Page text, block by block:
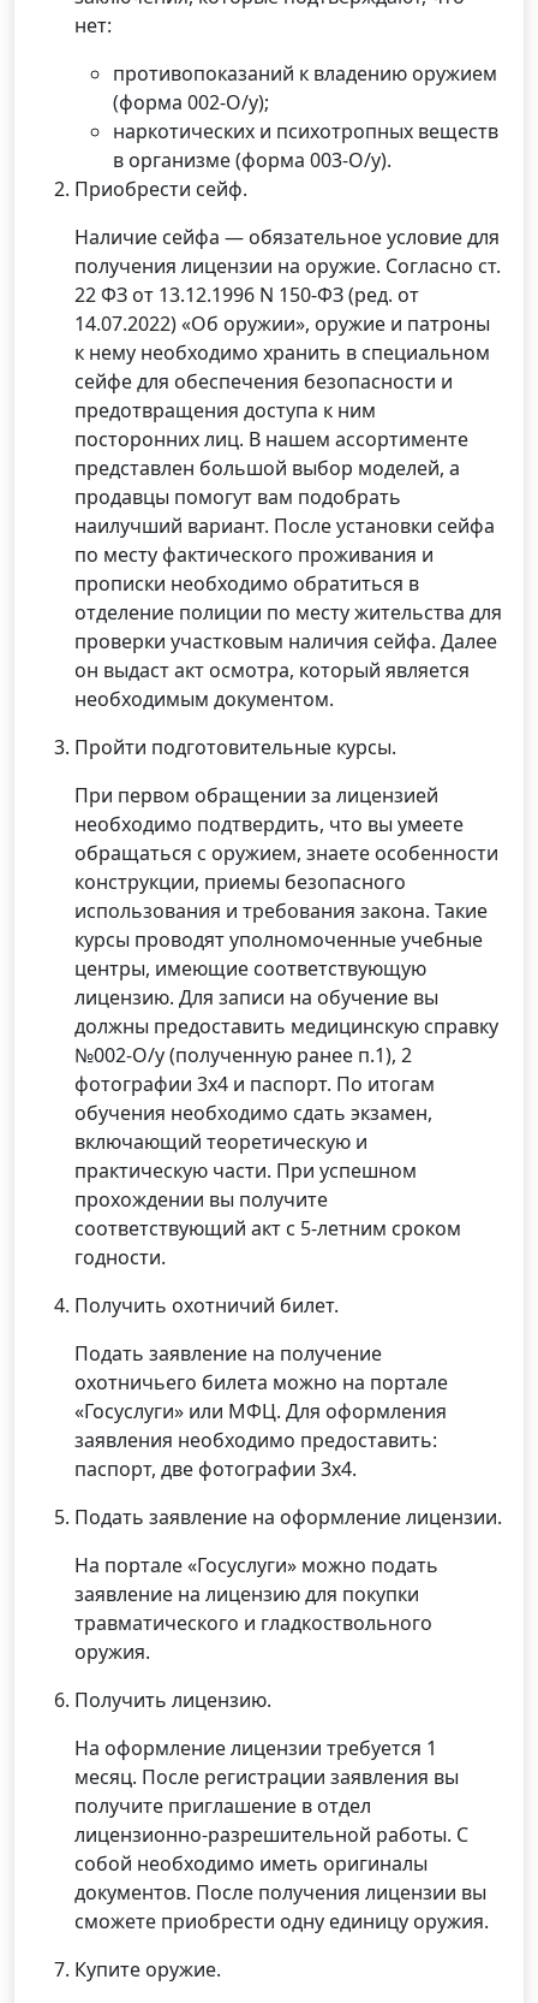
нет:
противопоказаний к владению оружием
(форма 002-О/у);
наркотических и психотропных веществ
в организме (форма 003-О/у).
Приобрести сейф.
Наличие сейфа — обязательное условие для
получения лицензии на оружие. Согласно ст.
22 ФЗ от 13.12.1996 N 150-ФЗ (ред. от
14.07.2022) «Об оружии», оружие и патроны
к нему необходимо хранить в специальном
сейфе для обеспечения безопасности и
предотвращения доступа к ним
посторонних лиц. В нашем ассортименте
представлен большой выбор моделей, а
продавцы помогут вам подобрать
наилучший вариант. После установки сейфа
по месту фактического проживания и
прописки необходимо обратиться в
отделение полиции по месту жительства для
проверки участковым наличия сейфа. Далее
он выдаст акт осмотра, который является
необходимым документом.
Пройти подготовительные курсы.
При первом обращении за лицензией
необходимо подтвердить, что вы умеете
обращаться с оружием, знаете особенности
конструкции, приемы безопасного
использования и требования закона. Такие
курсы проводят уполномоченные учебные
центры, имеющие соответствующую
лицензию. Для записи на обучение вы
должны предоставить медицинскую справку
№002-О/у (полученную ранее п.1), 2
фотографии 3х4 и паспорт. По итогам
обучения необходимо сдать экзамен,
включающий теоретическую и
практическую части. При успешном
прохождении вы получите
соответствующий акт с 5-летним сроком
годности.
Получить охотничий билет.
Подать заявление на получение
охотничьего билета можно на портале
«Госуслуги» или МФЦ. Для оформления
заявления необходимо предоставить:
паспорт, две фотографии 3х4.
Подать заявление на оформление лицензии.
На портале «Госуслуги» можно подать
заявление на лицензию для покупки
травматического и гладкоствольного
оружия.
Получить лицензию.
На оформление лицензии требуется 1
месяц. После регистрации заявления вы
получите приглашение в отдел
лицензионно-разрешительной работы. С
собой необходимо иметь оригиналы
документов. После получения лицензии вы
сможете приобрести одну единицу оружия.
Купите оружие.